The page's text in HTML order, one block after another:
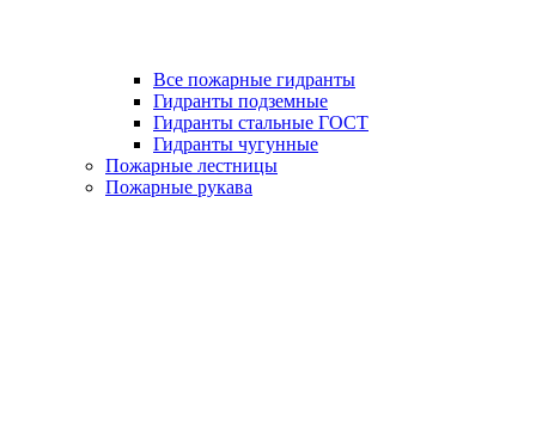
Все пожарные гидранты
Гидранты подземные
Гидранты стальные ГОСТ
Гидранты чугунные
Пожарные лестницы
Пожарные рукава